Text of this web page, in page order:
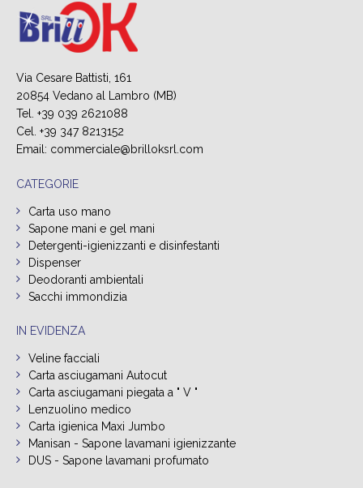
Via Cesare Battisti, 161
20854 Vedano al Lambro (MB)
Tel. +39 039 2621088
Cel. +39 347 8213152
Email: commerciale@brilloksrl.com
CATEGORIE
Carta uso mano
Sapone mani e gel mani
Detergenti-igienizzanti e disinfestanti
Dispenser
Deodoranti ambientali
Sacchi immondizia
IN EVIDENZA
Veline facciali
Carta asciugamani Autocut
Carta asciugamani piegata a " V "
Lenzuolino medico
Carta igienica Maxi Jumbo
Manisan - Sapone lavamani igienizzante
DUS - Sapone lavamani profumato